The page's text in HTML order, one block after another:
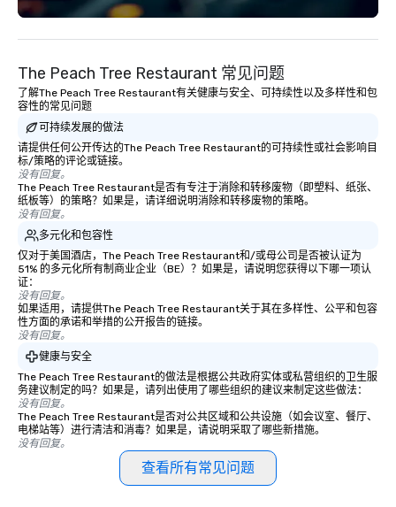
BizBash + more!
The Peach Tree Restaurant 常见问题
了解The Peach Tree Restaurant有关健康与安全、可持续性以及多样性和包
容性的常见问题
可持续发展的做法
请提供任何公开传达的The Peach Tree Restaurant的可持续性或社会影响目
标/策略的评论或链接。
没有回复。
The Peach Tree Restaurant是否有专注于消除和转移废物（即塑料、纸张、
纸板等）的策略？如果是，请详细说明消除和转移废物的策略。
没有回复。
多元化和包容性
仅对于美国酒店，The Peach Tree Restaurant和/或母公司是否被认证为
51% 的多元化所有制商业企业（BE）？如果是，请说明您获得以下哪一项认
证：
没有回复。
如果适用，请提供The Peach Tree Restaurant关于其在多样性、公平和包容
性方面的承诺和举措的公开报告的链接。
没有回复。
健康与安全
The Peach Tree Restaurant的做法是根据公共政府实体或私营组织的卫生服
务建议制定的吗？如果是，请列出使用了哪些组织的建议来制定这些做法：
没有回复。
The Peach Tree Restaurant是否对公共区域和公共设施（如会议室、餐厅、
电梯站等）进行清洁和消毒？如果是，请说明采取了哪些新措施。
没有回复。
查看所有常见问题